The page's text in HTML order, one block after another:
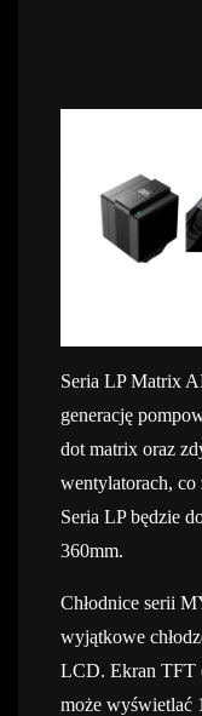
Seria LP Matrix
generację
dot matrix oraz
wentylatorach, co
Seria LP będzie
360mm.
Chłodnice serii
wyjątkowe
LCD. Ekran TFT
może wyświetlać